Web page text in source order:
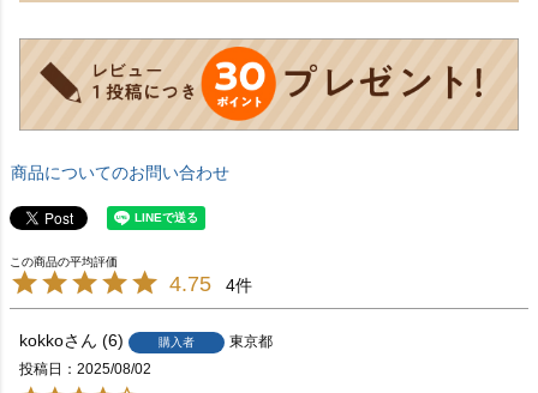
商品についてのお問い合わせ
4.75 4
kokko 6 購入者
東京都
投稿日
2025/08/02